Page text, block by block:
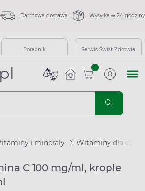
Darmowa dostawa Wysyłka w 24 godziny
Poradnik Serwis Świat Zdrowia
sztuk
i minerały Witaminy dla dzieci
C 100 mg/ml, krople